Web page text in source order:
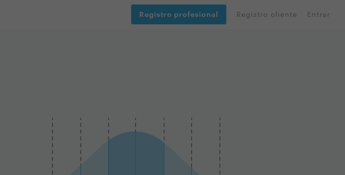
Registro profesional Registro cliente Entrar